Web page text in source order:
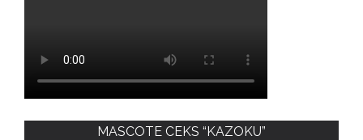
MASCOTE CEKS “KAZOKU”